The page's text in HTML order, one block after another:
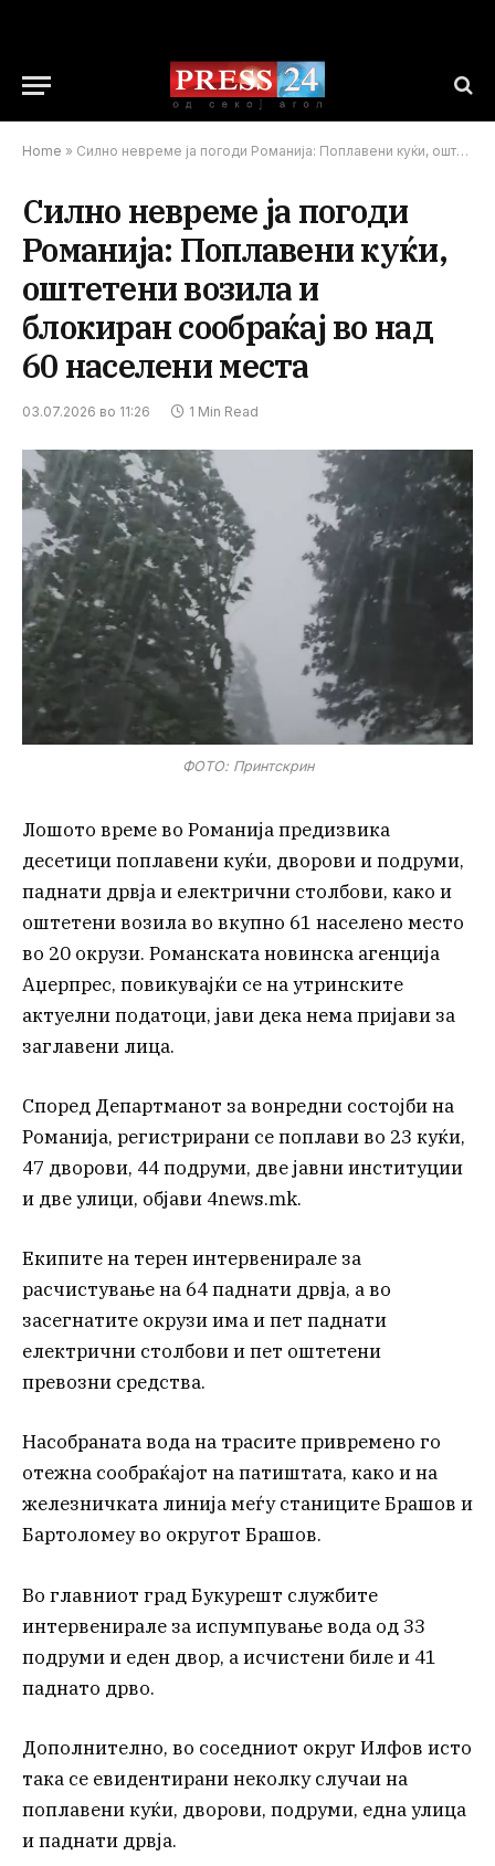
Home » Силно невреме ја погоди Романија: Поплавени куќи, оштетени возила и блокиран сообраќај во над 60 населени места
Силно невреме ја погоди
Романија: Поплавени куќи,
оштетени возила и
блокиран сообраќај во над
60 населени места
03.07.2026 во 11:26 1 Min Read
ФОТО: Принтскрин
Лошото време во Романија предизвика
десетици поплавени куќи, дворови и подруми,
паднати дрвја и електрични столбови, како и
оштетени возила во вкупно 61 населено место
во 20 окрузи. Романската новинска агенција
Аџерпрес, повикувајќи се на утринските
актуелни податоци, јави дека нема пријави за
заглавени лица.
Според Департманот за вонредни состојби на
Романија, регистрирани се поплави во 23 куќи,
47 дворови, 44 подруми, две јавни институции
и две улици, објави 4news.mk.
Екипите на терен интервенирале за
расчистување на 64 паднати дрвја, а во
засегнатите окрузи има и пет паднати
електрични столбови и пет оштетени
превозни средства.
Насобраната вода на трасите привремено го
отежна сообраќајот на патиштата, како и на
железничката линија меѓу станиците Брашов и
Бартоломеу во округот Брашов.
Во главниот град Букурешт службите
интервенирале за испумпување вода од 33
подруми и еден двор, а исчистени биле и 41
паднато дрво.
Дополнително, во соседниот округ Илфов исто
така се евидентирани неколку случаи на
поплавени куќи, дворови, подруми, една улица
и паднати дрвја.